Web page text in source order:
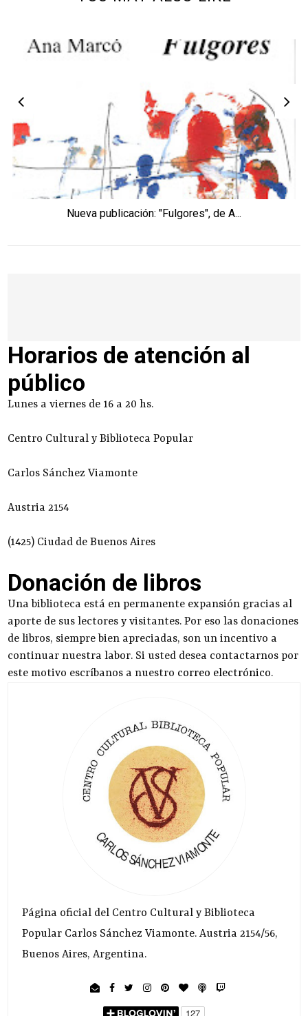
Nueva publicación: "Fulgores", de A...
Horarios de atención al
público
Lunes a viernes de 16 a 20 hs.
Centro Cultural y Biblioteca Popular
Carlos Sánchez Viamonte
Austria 2154
(1425) Ciudad de Buenos Aires
Donación de libros
Una biblioteca está en permanente expansión gracias al
aporte de sus lectores y visitantes. Por eso las donaciones
de libros, siempre bien apreciadas, son un incentivo a
continuar nuestra labor. Si usted desea contactarnos por
este motivo escríbanos a nuestro correo electrónico.
Página oficial del Centro Cultural y Biblioteca
Popular Carlos Sánchez Viamonte. Austria 2154/56,
Buenos Aires, Argentina.